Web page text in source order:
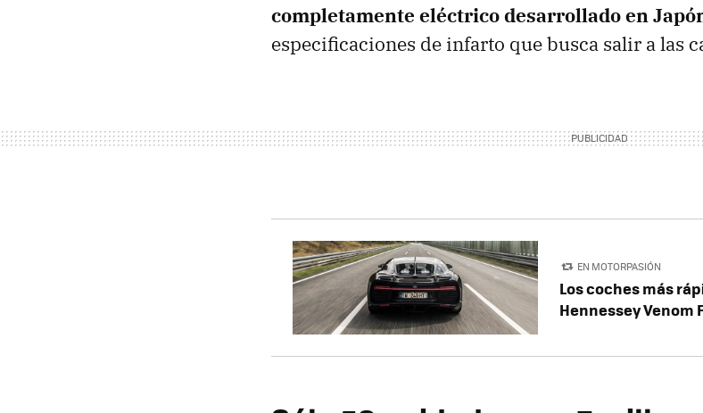
completamente eléctrico desarrollado en
especificaciones de infarto que busca salir a las
EN MOTORPASIÓN
Los coches más
Hennessey Venom